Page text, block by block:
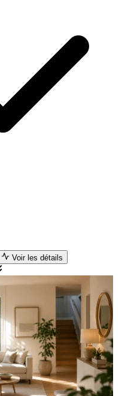
Voir les détails